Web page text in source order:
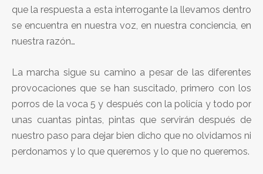
que la respuesta a esta interrogante la llevamos dentro
se encuentra en nuestra voz, en nuestra conciencia, en
nuestra razón…
La marcha sigue su camino a pesar de las diferentes
provocaciones que se han suscitado, primero con los
porros de la voca 5 y después con la policía y todo por
unas cuantas pintas, pintas que servirán después de
nuestro paso para dejar bien dicho que no olvidamos ni
perdonamos y lo que queremos y lo que no queremos.